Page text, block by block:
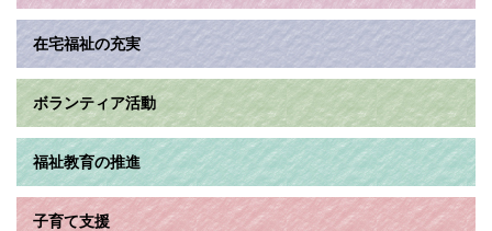
在宅福祉の充実
ボランティア活動
福祉教育の推進
子育て支援